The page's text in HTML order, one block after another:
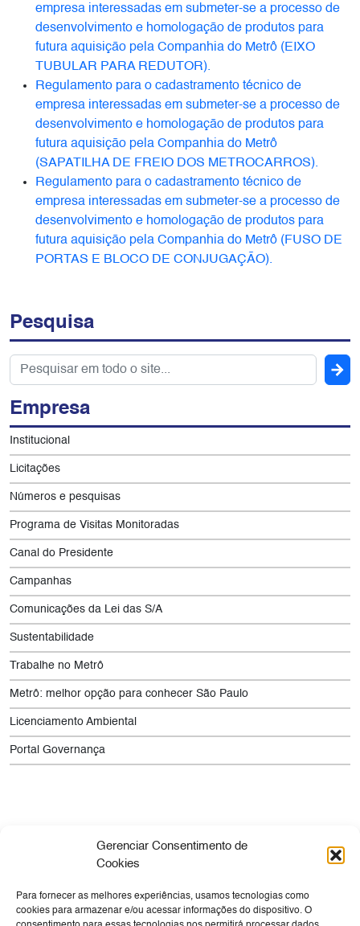
Gerenciar Consentimento de
Cookies
Para fornecer as melhores experiências, usamos tecnologias como
cookies para armazenar e/ou acessar informações do dispositivo. O
empresa interessadas em submeter-se a processo de
desenvolvimento e homologação de produtos para
futura aquisição pela Companhia do Metrô (EIXO
TUBULAR PARA REDUTOR).
Regulamento para o cadastramento técnico de
empresa interessadas em submeter-se a processo de
desenvolvimento e homologação de produtos para
futura aquisição pela Companhia do Metrô
(SAPATILHA DE FREIO DOS METROCARROS).
Regulamento para o cadastramento técnico de
empresa interessadas em submeter-se a processo de
desenvolvimento e homologação de produtos para
futura aquisição pela Companhia do Metrô (FUSO DE
PORTAS E BLOCO DE CONJUGAÇÃO).
Pesquisa
Empresa
Institucional
Licitações
Números e pesquisas
Programa de Visitas Monitoradas
Canal do Presidente
Campanhas
Comunicações da Lei das S/A
Sustentabilidade
Trabalhe no Metrô
Metrô: melhor opção para conhecer São Paulo
Licenciamento Ambiental
Portal Governança
Empresa Sua Viagem Cultura
Tecnologia